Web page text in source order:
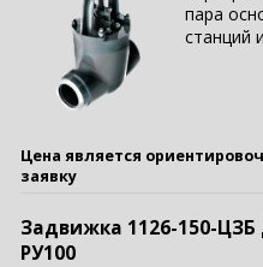
пара
станций
Цена является
заявку
Задвижка 1126-150-ЦЗБ
РУ100